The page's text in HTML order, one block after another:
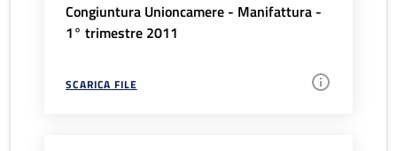
Congiuntura Unioncamere - Manifattura -
1° trimestre 2011
SCARICA FILE